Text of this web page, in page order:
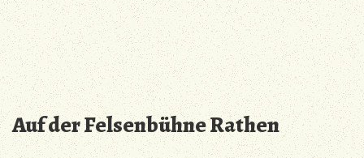
Auf der Felsenbühne Rathen